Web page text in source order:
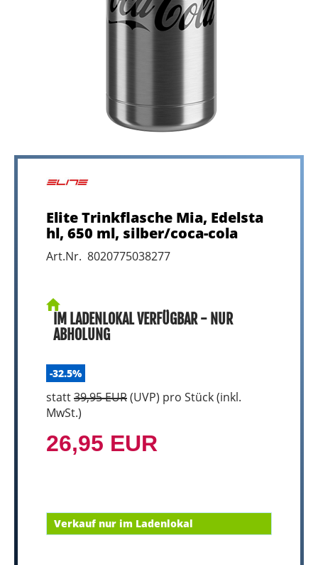
Elite Trinkflasche Mia, Edelsta
hl, 650 ml, silber/coca-cola
Art.Nr. 8020775038277
IM LADENLOKAL VERFÜGBAR - NUR
ABHOLUNG
-32.5%
statt39,95 EUR(UVP) pro Stück (inkl.
MwSt.)
26,95 EUR
Verkauf nur im Ladenlokal